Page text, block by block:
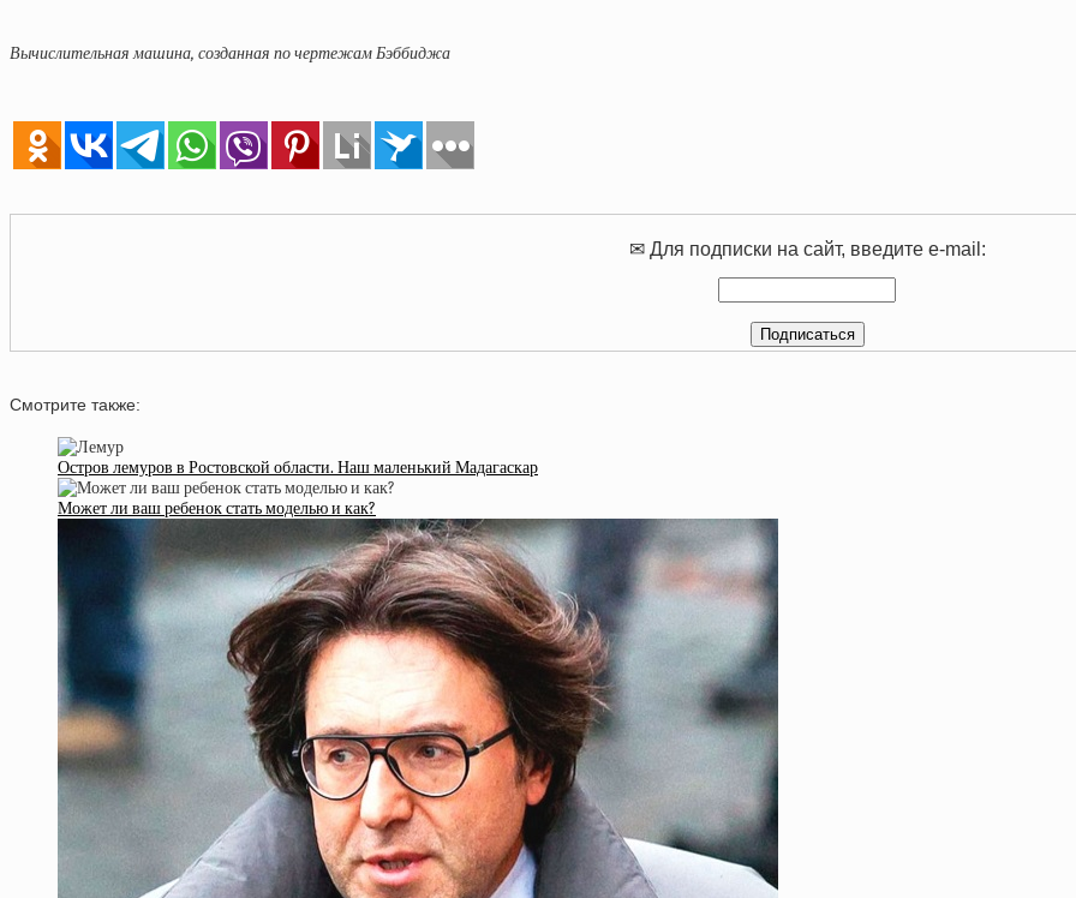
Вычислительная машина, созданная по чертежам Бэббиджа
✉ Для подписки на сайт, введите e-mail:
Смотрите также:
Остров лемуров в Ростовской области. Наш маленький Мадагаскар
Может ли ваш ребенок стать моделью и как?